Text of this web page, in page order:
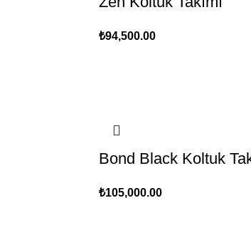
₺94,500.00
Bond Black Koltuk
₺105,000.00